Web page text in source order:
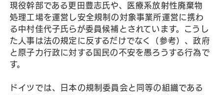
現役幹部である更田豊志氏や、医療系放射性廃棄物
処理工場を運営し安全規制の対象事業所運営に携わ
る中村佳代子氏らが委員候補とされています。こうし
た人事は法の規定に反するだけでなく（参考）、政府
と原子力行政に対する国民の不安を愚ろうする行為で
す。
ドイツでは、日本の規制委員会と同等の組織である